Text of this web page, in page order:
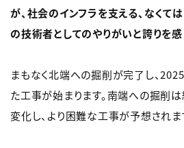
が、社会のインフラを支える、なくて
の技術者としてのやりがいと誇りを感
まもなく北端への掘削が完了し、
た工事が始まります。南端への掘削
変化し、より困難な工事が予想されま